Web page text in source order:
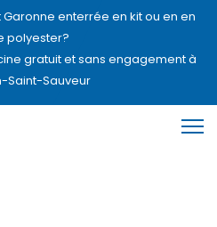
Garonne enterrée en kit ou en en
polyester?
gratuit et sans engagement à
Saint-Sauveur